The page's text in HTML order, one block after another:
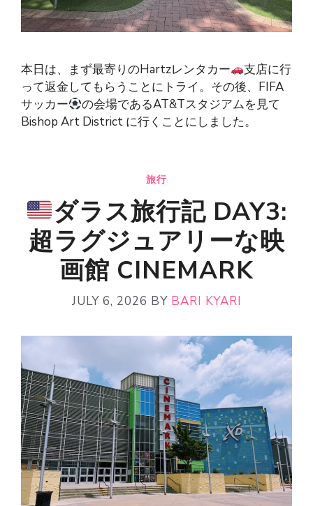
本日は、まず最寄りのHartzレンタカー
支店に行
って返金してもらうことにトライ。その後、FIFA
サッカー
の会場であるAT&Tスタジアムを見て
Bishop Art District に行くことにしました。
旅行
ダラス旅行記 DAY3:
超ラグジュアリーな映
画館 CINEMARK
JULY 6, 2026 BY BARI KYARI